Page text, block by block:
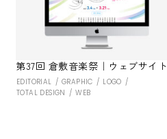
第37回 倉敷音楽祭｜ウェブサイト
EDITORIAL GRAPHIC
LOGO
TOTAL DESIGN
WEB